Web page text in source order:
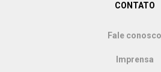
CONTATO
Fale conosco
Imprensa